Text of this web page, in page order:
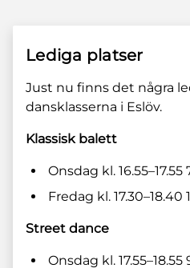
Lediga platser
Just nu finns det några
dansklasserna i Eslöv.
Klassisk balett
Onsdag kl. 16.55–17.55
Fredag kl. 17.30–18.40
Street dance
Onsdag kl. 17.55–18.55